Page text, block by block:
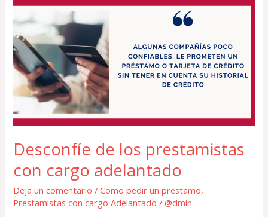
Desconfíe de los prestamistas
con cargo adelantado
Deja un comentario /Como pedir un prestamo,
Prestamistas con cargo Adelantado /@dmin
Desconfíe
de
los
prestamistas
con
cargo
adelantado